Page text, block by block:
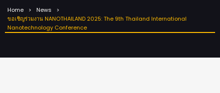
Home
News
ขอเชิญร่วมงาน NANOTHAILAND 2025: The 9th Thailand International
Nanotechnology Conference